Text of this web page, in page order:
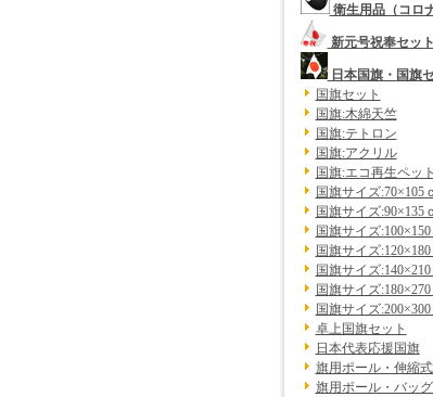
衛生用品（コロ
新元号祝奉セット
日本国旗・国旗
国旗セット
国旗:木綿天竺
国旗:テトロン
国旗:アクリル
国旗:エコ再生ペッ
国旗サイズ:70×105
国旗サイズ:90×135
国旗サイズ:100×150
国旗サイズ:120×180
国旗サイズ:140×210
国旗サイズ:180×270
国旗サイズ:200×300
卓上国旗セット
日本代表応援国旗
旗用ポール・伸縮
旗用ポール・バッ